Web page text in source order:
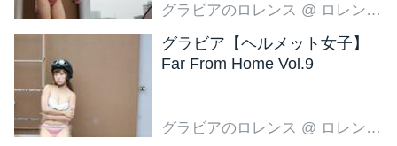
グラビアのロレンス @ ロレンス編集部
グラビア【ヘルメット女子】
Far From Home Vol.9
グラビアのロレンス @ ロレンス編集部